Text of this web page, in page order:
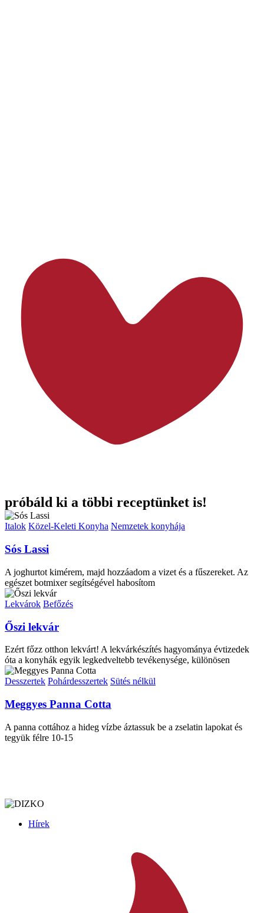
próbáld ki a többi receptünket is!
Italok Közel-Keleti Konyha Nemzetek konyhája
Sós Lassi
A joghurtot kimérem, majd hozzáadom a vizet és a fűszereket. Az
egészet botmixer segítségével habosítom
Lekvárok Befőzés
Őszi lekvár
Ezért főzz otthon lekvárt! A lekvárkészítés hagyománya évtizedek
óta a konyhák egyik legkedveltebb tevékenysége, különösen
Desszertek Pohárdesszertek Sütés nélkül
Meggyes Panna Cotta
A panna cottához a hideg vízbe áztassuk be a zselatin lapokat és
tegyük félre 10-15
Hírek